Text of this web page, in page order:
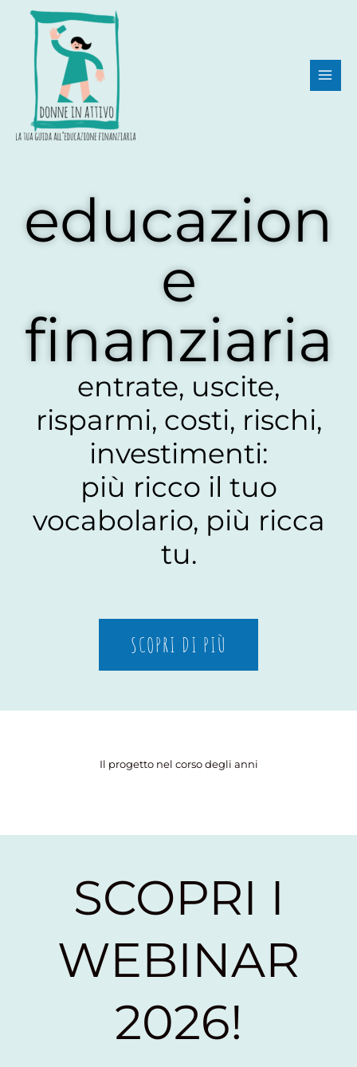
contenuto
educazion
e
finanziaria
entrate, uscite,
risparmi, costi, rischi,
investimenti:
più ricco il tuo
vocabolario, più ricca
tu.
SCOPRI DI PIÙ
Il progetto nel corso degli anni​
SCOPRI I
WEBINAR
2026!